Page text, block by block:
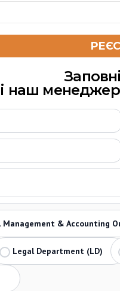
і наш
Management & Accounting
Legal Department (LD)